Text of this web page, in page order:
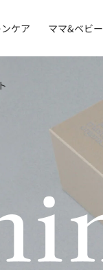
ケア ママ&ベビー